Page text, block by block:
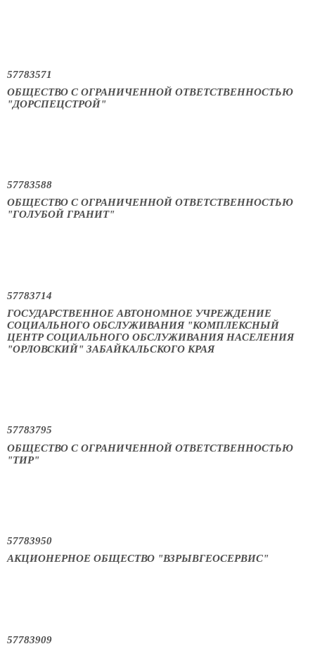
57783571
ОБЩЕСТВО С ОГРАНИЧЕННОЙ ОТВЕТСТВЕННОСТЬЮ
"ДОРСПЕЦСТРОЙ"
57783588
ОБЩЕСТВО С ОГРАНИЧЕННОЙ ОТВЕТСТВЕННОСТЬЮ
"ГОЛУБОЙ ГРАНИТ"
57783714
ГОСУДАРСТВЕННОЕ АВТОНОМНОЕ УЧРЕЖДЕНИЕ
СОЦИАЛЬНОГО ОБСЛУЖИВАНИЯ "КОМПЛЕКСНЫЙ
ЦЕНТР СОЦИАЛЬНОГО ОБСЛУЖИВАНИЯ НАСЕЛЕНИЯ
"ОРЛОВСКИЙ" ЗАБАЙКАЛЬСКОГО КРАЯ
57783795
ОБЩЕСТВО С ОГРАНИЧЕННОЙ ОТВЕТСТВЕННОСТЬЮ
"ТИР"
57783950
АКЦИОНЕРНОЕ ОБЩЕСТВО "ВЗРЫВГЕОСЕРВИС"
57783909